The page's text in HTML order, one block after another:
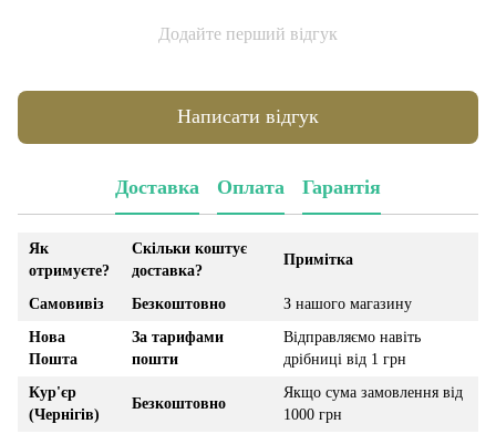
Додайте перший відгук
Написати відгук
Доставка Оплата Гарантія
Як
отримуєте?
Скільки коштує
доставка?
Примітка
Самовивіз Безкоштовно
З нашого магазину
Нова
Пошта
За тарифами
пошти
Відправляємо навіть
дрібниці від 1 грн
Кур'єр
(Чернігів)
Безкоштовно
Якщо сума замовлення від
1000 грн